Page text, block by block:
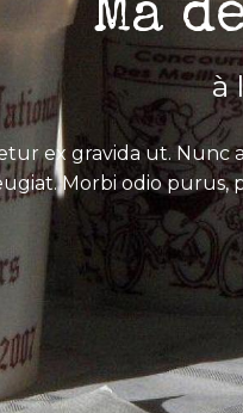
Ma
à
ex gravida ut.
Morbi odio